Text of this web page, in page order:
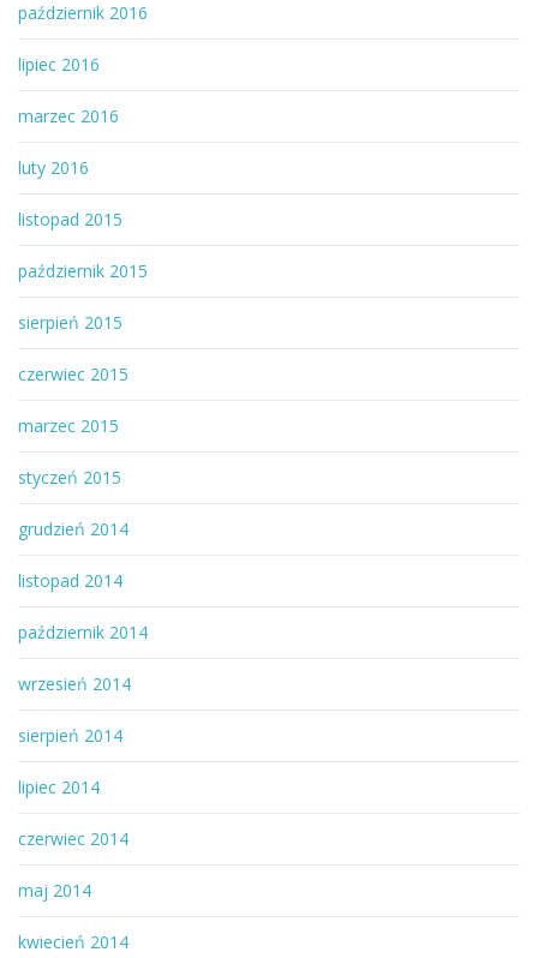
październik 2016
lipiec 2016
marzec 2016
luty 2016
listopad 2015
październik 2015
sierpień 2015
czerwiec 2015
marzec 2015
styczeń 2015
grudzień 2014
listopad 2014
październik 2014
wrzesień 2014
sierpień 2014
lipiec 2014
czerwiec 2014
maj 2014
kwiecień 2014